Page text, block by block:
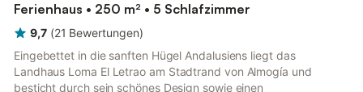
Ferienhaus • 250 m² • 5 Schlafzimmer
9,7 (21 Bewertungen)
Eingebettet in die sanften Hügel Andalusiens liegt das
Landhaus Loma El Letrao am Stadtrand von Almogía und
besticht durch sein schönes Design sowie einen